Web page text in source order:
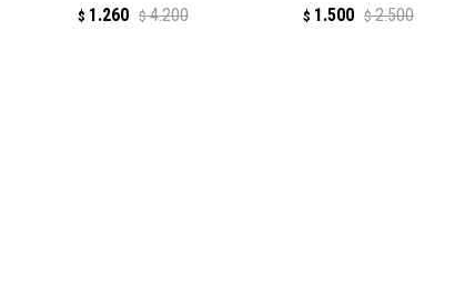
$ 1.260 $ 4.200 $ 1.500 $ 2.500